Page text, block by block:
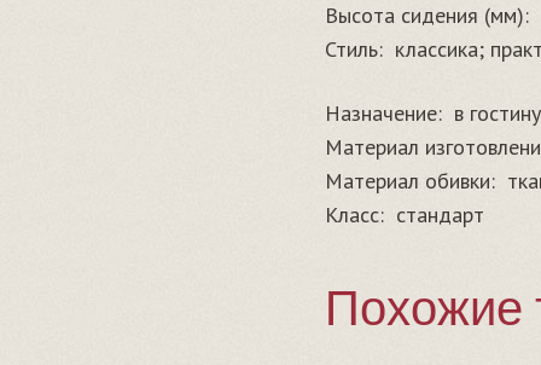
Высота сидения (мм):
Стиль: классика;
Назначение: в
Материал
Материал обивки:
Класс: стандарт
Похожие